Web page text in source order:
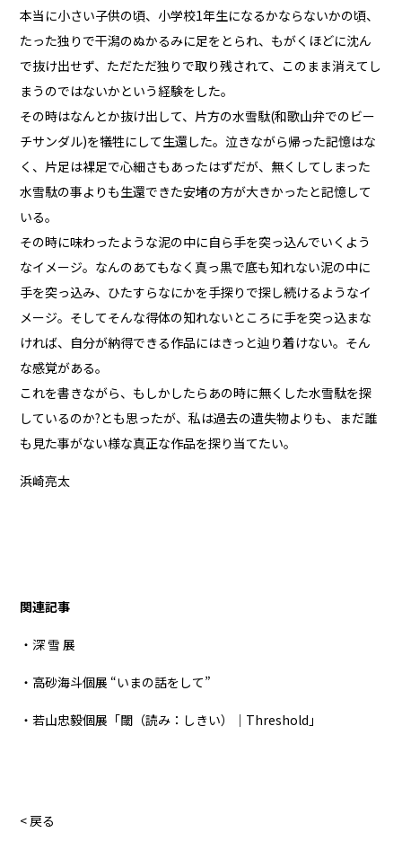
本当に小さい子供の頃、小学校1年生になるかならないかの頃、
たった独りで干潟のぬかるみに足をとられ、もがくほどに沈ん
で抜け出せず、ただただ独りで取り残されて、このまま消えてし
まうのではないかという経験をした。
その時はなんとか抜け出して、片方の水雪駄(和歌山弁でのビー
チサンダル)を犠牲にして生還した。泣きながら帰った記憶はな
く、片足は裸足で心細さもあったはずだが、無くしてしまった
水雪駄の事よりも生還できた安堵の方が大きかったと記憶して
いる。
その時に味わったような泥の中に自ら手を突っ込んでいくよう
なイメージ。なんのあてもなく真っ黒で底も知れない泥の中に
手を突っ込み、ひたすらなにかを手探りで探し続けるようなイ
メージ。そしてそんな得体の知れないところに手を突っ込まな
ければ、自分が納得できる作品にはきっと辿り着けない。そん
な感覚がある。
これを書きながら、もしかしたらあの時に無くした水雪駄を探
しているのか?とも思ったが、私は過去の遺失物よりも、まだ誰
も見た事がない様な真正な作品を探り当てたい。
浜崎亮太
関連記事
・深 雪 展
・高砂海斗個展 “いまの話をして”
・若山忠毅個展「閾（読み：しきい）｜Threshold」
< 戻る